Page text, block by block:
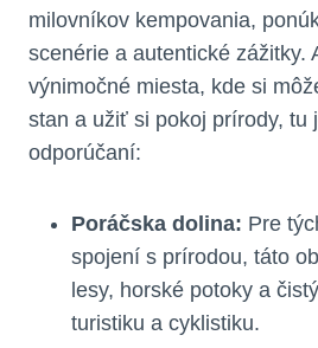
milovníkov ⁤kempovania,
scenérie a ⁤autentické zážitky.
výnimočné miesta, kde si
‌stan a užiť si pokoj prírody, tu
odporúčaní:
Poráčska dolina: Pre⁤
spojení s prírodou, táto
lesy, horské potoky a
turistiku⁢ a cyklistiku.